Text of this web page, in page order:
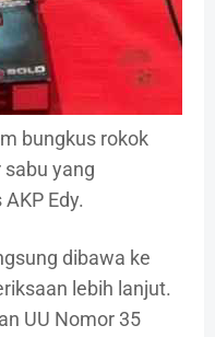
bungkus rokok
sabu yang
Edy.
dibawa ke
lebih lanjut.
UU Nomor 35